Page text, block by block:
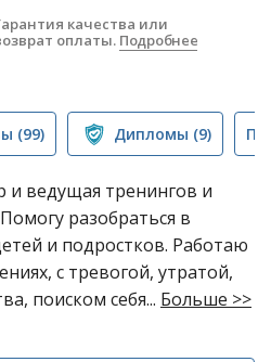
качества или
оплаты. Подробнее
(99) Дипломы (9)
и ведущая тренингов и
разобраться в
и подростков. Работаю
с тревогой, утратой,
поиском себя... Больше >>